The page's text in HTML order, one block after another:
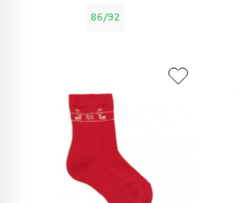
86/92